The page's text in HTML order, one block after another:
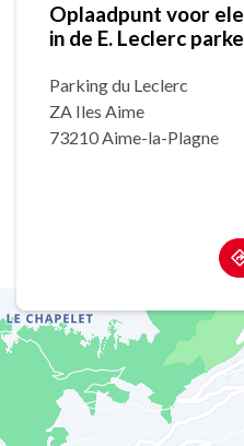
Oplaadpunt voor
in de E. Leclerc
Parking du Leclerc
ZA Iles Aime
73210 Aime-la-Plagne